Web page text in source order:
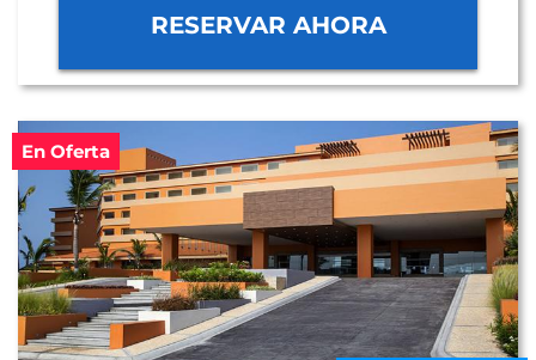
RESERVAR AHORA
En Oferta